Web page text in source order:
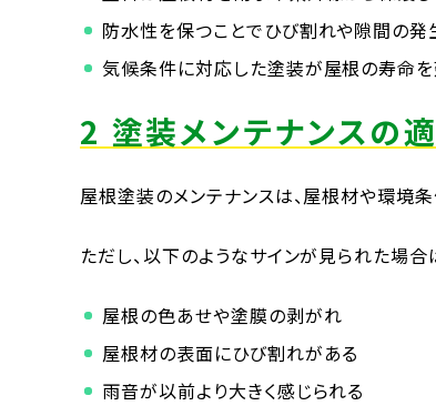
防水性を保つことでひび割れや隙間の発
気候条件に対応した塗装が屋根の寿命を
2 塗装メンテナンスの
屋根塗装のメンテナンスは、屋根材や環境
ただし、以下のようなサインが見られた場合
屋根の色あせや塗膜の剥がれ
屋根材の表面にひび割れがある
雨音が以前より大きく感じられる